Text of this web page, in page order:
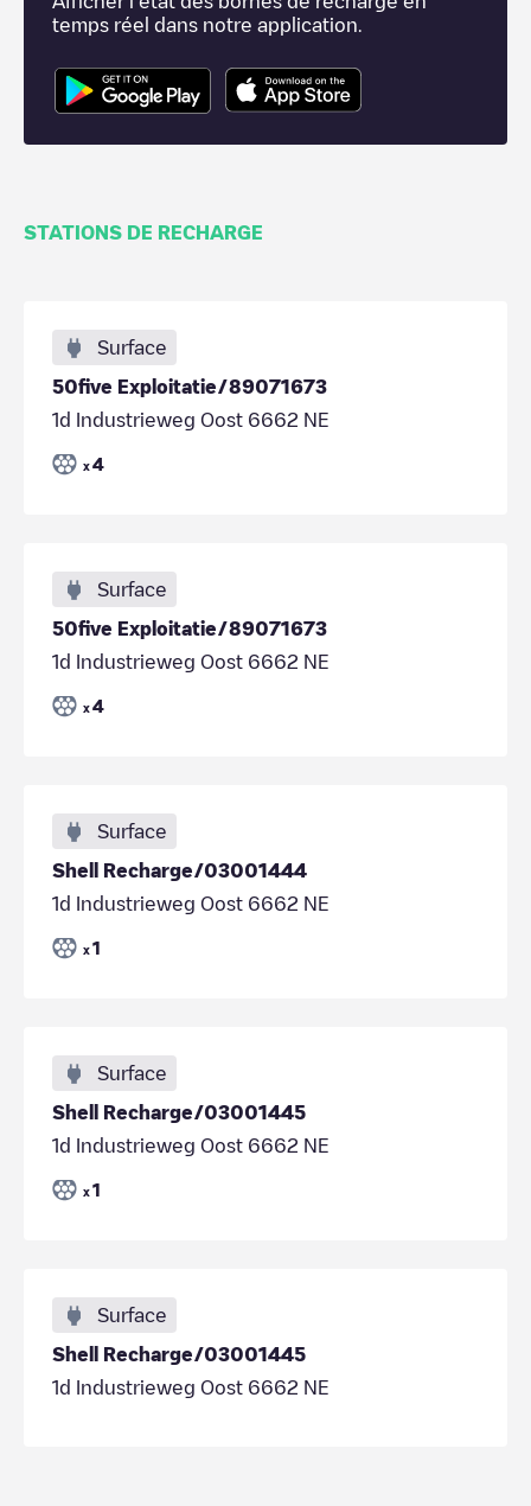
temps réel dans notre application.
STATIONS DE RECHARGE
Surface
50five Exploitatie/89071673
1d Industrieweg Oost 6662 NE
x 4
Surface
50five Exploitatie/89071673
1d Industrieweg Oost 6662 NE
x 4
Surface
Shell Recharge/03001444
1d Industrieweg Oost 6662 NE
x 1
Surface
Shell Recharge/03001445
1d Industrieweg Oost 6662 NE
x 1
Surface
Shell Recharge/03001445
1d Industrieweg Oost 6662 NE